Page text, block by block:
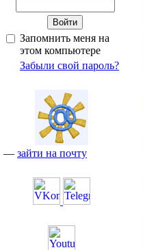
Запомнить меня на
этом компьютере
Забыли свой пароль?
— зайти на почту